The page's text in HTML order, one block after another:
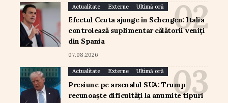
Actualitate Externe Ultimă oră
Efectul Ceuta ajunge în Schengen: Italia
controlează suplimentar călătorii veniți
din Spania
07.08.2026
Actualitate Externe Ultimă oră
Presiune pe arsenalul SUA: Trump
recunoaște dificultăți la anumite tipuri